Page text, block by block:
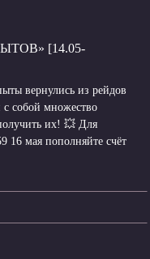
[14.05-
вернулись из рейдов
собой множество
их! 💥 Для
16 мая пополняйте счёт